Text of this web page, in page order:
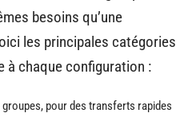
besoins qu’une
les principales catégories
à chaque configuration :
pour des transferts rapides